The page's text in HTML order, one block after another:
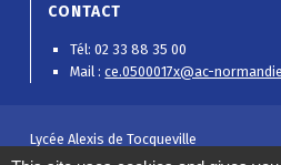
CONTACT
Tél: 02 33 88 35 00
Mail :ce.0500017x@ac-
Lycée Alexis de Tocqueville
Mentions légales |Politique de